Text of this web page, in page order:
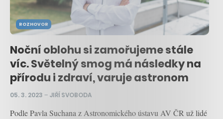
ROZHOVOR
Noční oblohu si zamořujeme stále
víc. Světelný smog má následky na
přírodu i zdraví, varuje astronom
05. 3. 2023 – JIŘÍ SVOBODA
Podle Pavla Suchana z Astronomického ústavu AV ČR už lidé